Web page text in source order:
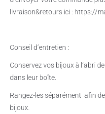
livraison&retours ici : https://
Conseil d’entretien :
Conservez vos bijoux à l’abri
dans leur boîte.
Rangez-les séparément afin
bijoux.